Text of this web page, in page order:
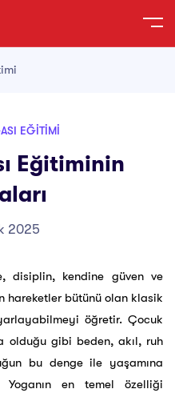
EĞITIMI
Eğitiminin
2025
disiplin, kendine güven ve
hareketler bütünü olan klasik
öğretir. Çocuk
olduğu gibi beden, akıl, ruh
bu denge ile yaşamına
Yoganın en temel özelliği